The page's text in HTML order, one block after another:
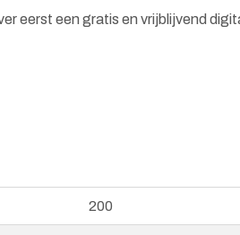
eerst een gratis en vrijblijvend
200